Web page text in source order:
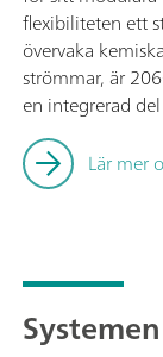
flexibiliteten ett
övervaka
strömmar, är
en integrerad
Lär mer
Systemen